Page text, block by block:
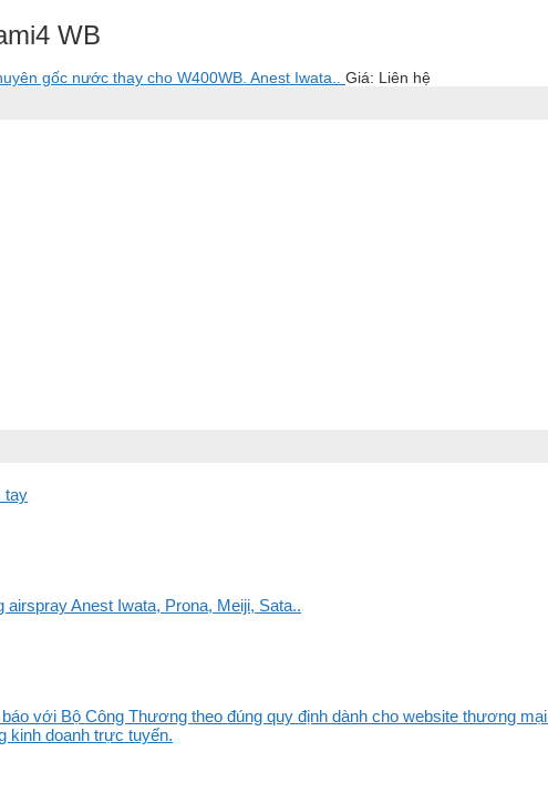
WB
gốc nước thay cho W400WB. Anest Iwata.. Giá: Liên hệ
tay
Anest Iwata, Prona, Meiji, Sata..
với Bộ Công Thương theo đúng quy định dành cho website thương
kinh doanh trực tuyến.